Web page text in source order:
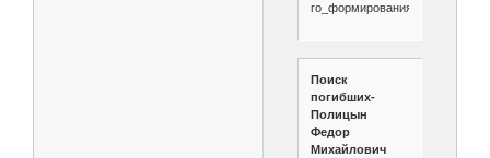
го_формирования)
Поиск
погибших-
Полицын
Федор
Михайлович